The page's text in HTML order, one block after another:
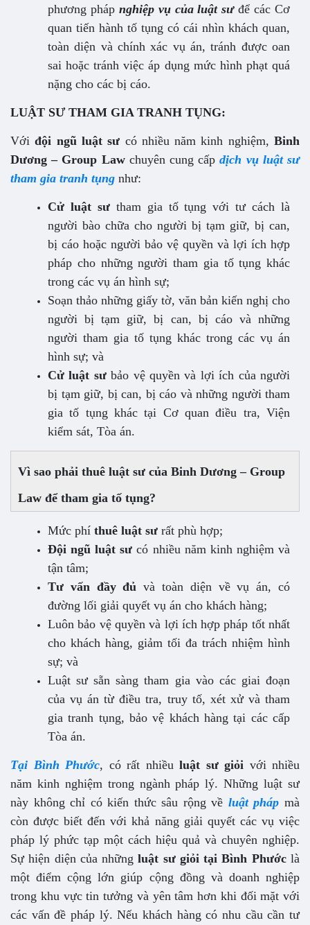
phương pháp nghiệp vụ của luật sưđể các Cơ
quan tiến hành tố tụng có cái nhìn khách quan,
toàn diện và chính xác vụ án, tránh được oan
sai hoặc tránh việc áp dụng mức hình phạt quá
nặng cho các bị cáo.
LUẬT SƯ THAM GIA TRANH TỤNG:
Vớiđội ngũ luật sư có nhiều năm kinh nghiệm,Binh
Dương – Group Lawchuyên cung cấpdịch vụ luật sư
tham gia tranh tụng như:
Cử luật sư tham gia tố tụng với tư cách là
người bào chữa cho người bị tạm giữ, bị can,
bị cáo hoặc người bảo vệ quyền và lợi ích hợp
pháp cho những người tham gia tố tụng khác
trong các vụ án hình sự;
Soạn thảo những giấy tờ, văn bản kiến nghị cho
người bị tạm giữ, bị can, bị cáo và những
người tham gia tố tụng khác trong các vụ án
hình sự; và
Cử luật sưbảo vệ quyền và lợi ích của người
bị tạm giữ, bị can, bị cáo và những người tham
gia tố tụng khác tại Cơ quan điều tra, Viện
kiểm sát, Tòa án.
Vì sao phải thuê luật sư của Binh Dương – Group
Law để tham gia tố tụng?
Mức phí thuê luật sư rất phù hợp;
Đội ngũ luật sư có nhiều năm kinh nghiệm và
tận tâm;
Tư vấn đầy đủ và toàn diện về vụ án, có
đường lối giải quyết vụ án cho khách hàng;
Luôn bảo vệ quyền và lợi ích hợp pháp tốt nhất
cho khách hàng, giảm tối đa trách nhiệm hình
sự; và
Luật sư sẵn sàng tham gia vào các giai đoạn
của vụ án từ điều tra, truy tố, xét xử và tham
gia tranh tụng, bảo vệ khách hàng tại các cấp
Tòa án.
Tại Bình Phước, có rất nhiều luật sư giỏi với nhiều
năm kinh nghiệm trong ngành pháp lý. Những luật sư
này không chỉ có kiến thức sâu rộng về luật pháp mà
còn được biết đến với khả năng giải quyết các vụ việc
pháp lý phức tạp một cách hiệu quả và chuyên nghiệp.
Sự hiện diện của những luật sư giỏi tại Bình Phướclà
một điểm cộng lớn giúp cộng đồng và doanh nghiệp
trong khu vực tin tưởng và yên tâm hơn khi đối mặt với
các vấn đề pháp lý.Nếu khách hàng có nhu cầu cần tư